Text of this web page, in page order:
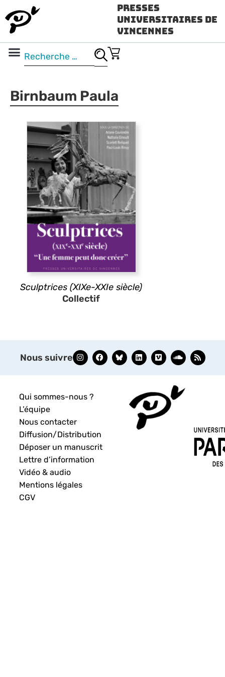
Presses
Universitaires de
Vincennes
Birnbaum Paula
Sculptrices (XIXe-XXIe siècle)
Collectif
Nous suivre
Qui sommes-nous ?
L’équipe
Nous contacter
Diffusion/Distribution
Déposer un manuscrit
Lettre d’information
Vidéo & audio
Mentions légales
CGV